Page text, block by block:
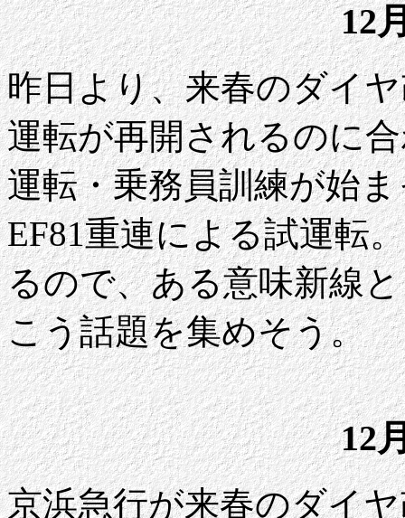
12
昨日より、来春のダイ
運転が再開されるのに
運転・乗務員訓練が始
EF81重連による試運転
るので、ある意味新線
こう話題を集めそう。
12
京浜急行が来春のダイ